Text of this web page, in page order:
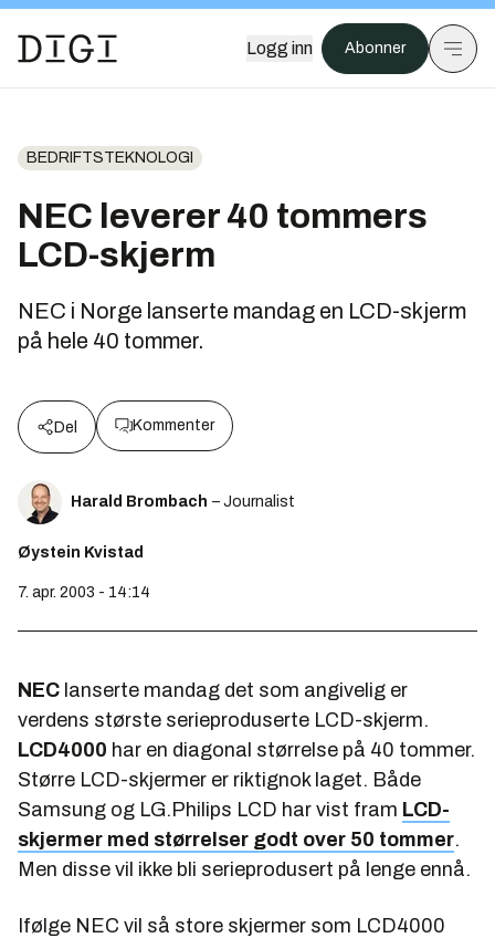
Logg inn Abonner
BEDRIFTSTEKNOLOGI
NEC leverer 40 tommers
LCD-skjerm
NEC i Norge lanserte mandag en LCD-skjerm
på hele 40 tommer.
Del Kommenter
Harald Brombach – Journalist
Øystein Kvistad
7. apr. 2003 - 14:14
NEC lanserte mandag det som angivelig er
verdens største serieproduserte LCD-skjerm.
LCD4000 har en diagonal størrelse på 40 tommer.
Større LCD-skjermer er riktignok laget. Både
Samsung og LG.Philips LCD har vist fram LCD-
skjermer med størrelser godt over 50 tommer.
Men disse vil ikke bli serieprodusert på lenge ennå.
Ifølge NEC vil så store skjermer som LCD4000